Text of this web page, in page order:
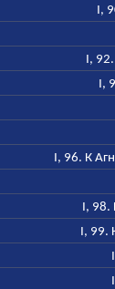
I,
I,
I,
I, 96. К
I, 98.
I, 99.